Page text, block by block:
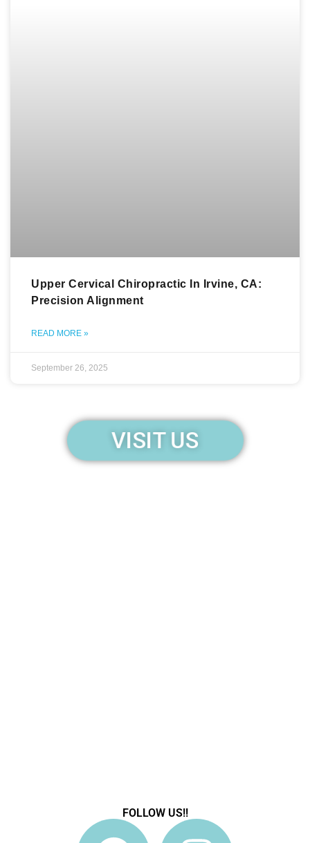
Upper Cervical Chiropractic In Irvine, CA:
Precision Alignment
READ MORE »
September 26, 2025
VISIT US
FOLLOW US!!